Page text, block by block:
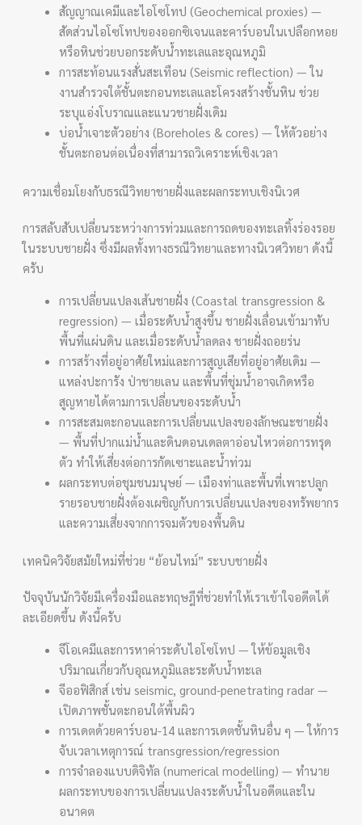
สัญญาณเคมีและไอโซโทป (Geochemical proxies) —
สัดส่วนไอโซโทปของออกซิเจนและคาร์บอนในเปลือกหอย
หรือหินช่วยบอกระดับน้ำทะเลและอุณหภูมิ
การสะท้อนแรงสั่นสะเทือน (Seismic reflection) — ใน
งานสำรวจใต้ชั้นตะกอนทะเลและโครงสร้างชั้นหิน ช่วย
ระบุแอ่งโบราณและแนวชายฝั่งเดิม
บ่อน้ำเจาะตัวอย่าง (Boreholes & cores) — ให้ตัวอย่าง
ชั้นตะกอนต่อเนื่องที่สามารถวิเคราะห์เชิงเวลา
ความเชื่อมโยงกับธรณีวิทยาชายฝั่งและผลกระทบเชิงนิเวศ
การสลับสับเปลี่ยนระหว่างการท่วมและการถดของทะเลทิ้งร่องรอย
ในระบบชายฝั่ง ซึ่งมีผลทั้งทางธรณีวิทยาและทางนิเวศวิทยา ดังนี้
ครับ
การเปลี่ยนแปลงเส้นชายฝั่ง (Coastal transgression &
regression) — เมื่อระดับน้ำสูงขึ้น ชายฝั่งเลื่อนเข้ามาทับ
พื้นที่แผ่นดิน และเมื่อระดับน้ำลดลง ชายฝั่งถอยร่น
การสร้างที่อยู่อาศัยใหม่และการสูญเสียที่อยู่อาศัยเดิม —
แหล่งปะการัง ป่าชายเลน และพื้นที่ชุ่มน้ำอาจเกิดหรือ
สูญหายได้ตามการเปลี่ยนของระดับน้ำ
การสะสมตะกอนและการเปลี่ยนแปลงของลักษณะชายฝั่ง
— พื้นที่ปากแม่น้ำและดินดอนเดลตาอ่อนไหวต่อการทรุด
ตัว ทำให้เสี่ยงต่อการกัดเซาะและน้ำท่วม
ผลกระทบต่อชุมชนมนุษย์ — เมืองท่าและพื้นที่เพาะปลูก
รายรอบชายฝั่งต้องเผชิญกับการเปลี่ยนแปลงของทรัพยากร
และความเสี่ยงจากการจมตัวของพื้นดิน
เทคนิควิจัยสมัยใหม่ที่ช่วย “ย้อนไทม์” ระบบชายฝั่ง
ปัจจุบันนักวิจัยมีเครื่องมือและทฤษฎีที่ช่วยทำให้เราเข้าใจอดีตได้
ละเอียดขึ้น ดังนี้ครับ
จีโอเคมีและการหาค่าระดับไอโซโทป — ให้ข้อมูลเชิง
ปริมาณเกี่ยวกับอุณหภูมิและระดับน้ำทะเล
จีออฟิสิกส์ เช่น seismic, ground-penetrating radar —
เปิดภาพชั้นตะกอนใต้พื้นผิว
การเดตด้วยคาร์บอน-14 และการเดตชั้นหินอื่น ๆ — ให้การ
จับเวลาเหตุการณ์ transgression/regression
การจำลองแบบดิจิทัล (numerical modelling) — ทำนาย
ผลกระทบของการเปลี่ยนแปลงระดับน้ำในอดีตและใน
อนาคต